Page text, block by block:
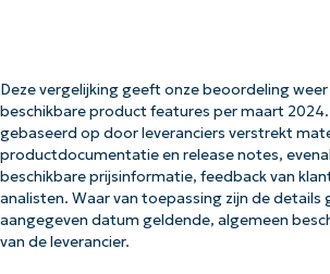
Deze vergelijking geeft onze beoordeling
beschikbare product features per maart 2024.
gebaseerd op door leveranciers verstrekt
productdocumentatie en release notes,
beschikbare prijsinformatie, feedback van
analisten. Waar van toepassing zijn de
aangegeven datum geldende, algemeen
van de leverancier.